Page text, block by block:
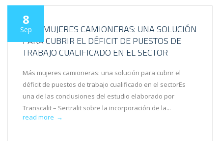
8
Sep
MÁS MUJERES CAMIONERAS: UNA SOLUCIÓN
PARA CUBRIR EL DÉFICIT DE PUESTOS DE
TRABAJO CUALIFICADO EN EL SECTOR
Más mujeres camioneras: una solución para cubrir el
déficit de puestos de trabajo cualificado en el sectorEs
una de las conclusiones del estudio elaborado por
Transcalit – Sertralit sobre la incorporación de la...
read more →